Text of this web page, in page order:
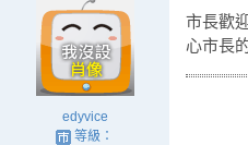
edyvice
等級：
市長歡
心市長